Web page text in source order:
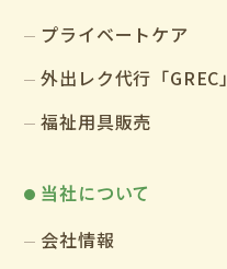
プライベートケア
外出レク代行「GREC」
福祉用具販売
当社について
会社情報